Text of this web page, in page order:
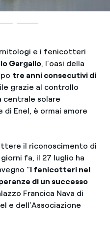
e i fenicotteri
Gargallo, l’oasi della
tre anni consecutivi di
grazie al controllo
centrale solare
Enel, è ormai amore
il riconoscimento di
fa, il 27 luglio ha
“I fenicotteri nel
di un successo
Francica Nava di
e dell’Associazione